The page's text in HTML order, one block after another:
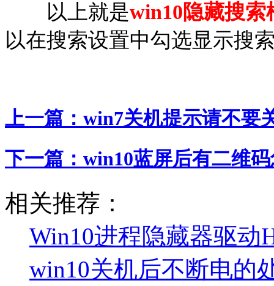
以上就是win10隐藏搜索
以在搜索设置中勾选显示搜
上一篇： win7关机提示请不要
下一篇： win10蓝屏后有二维
相关推荐：
Win10进程隐藏器驱动
win10关机后不断电的